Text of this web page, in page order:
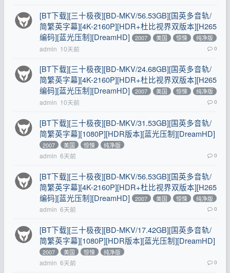
[BT下载][三十极夜][BD-MKV/56.53GB][国英多音轨/
简繁英字幕][4K-2160P][HDR+杜比视界双版本][H265
编码][蓝光压制][DreamHD]
2007 美国 惊悚 纯净版
admin 10天前 0
[BT下载][三十极夜][BD-MKV/24.68GB][国英多音轨/
简繁英字幕][4K-2160P][HDR+杜比视界双版本][H265
编码][蓝光压制][DreamHD]
2007 美国 惊悚 纯净版
admin 10天前 0
[BT下载][三十极夜][BD-MKV/31.53GB][国英多音轨/
简繁英字幕][1080P][HDR版本][蓝光压制][DreamHD]
2007 美国 惊悚 纯净版
admin 6天前 0
[BT下载][三十极夜][BD-MKV/56.53GB][国英多音轨/
简繁英字幕][4K-2160P][HDR+杜比视界双版本][H265
编码][蓝光压制][DreamHD]
2007 美国 惊悚 纯净版
admin 6天前 0
[BT下载][三十极夜][BD-MKV/17.42GB][国英多音轨/
简繁英字幕][1080P][HDR版本][蓝光压制][DreamHD]
2007 美国 惊悚 纯净版
admin 6天前 0